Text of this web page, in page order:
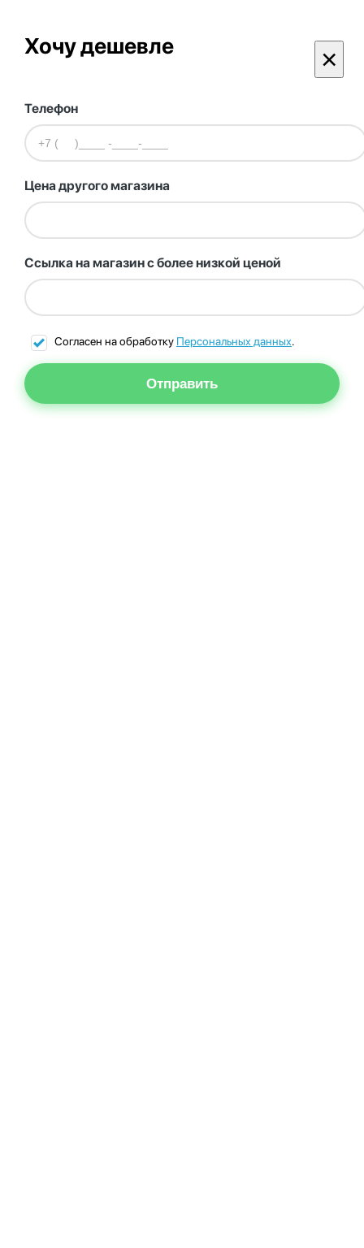
Хочу дешевле ×
Телефон
Цена другого магазина
Ссылка на магазин с более низкой ценой
Согласен на обработку Персональных данных.
Отправить